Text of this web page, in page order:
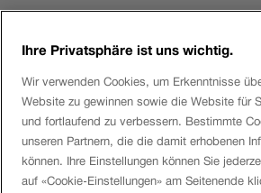
Login eServices
Social Media
Über die SBB
Ihre Privatsphäre ist uns wichtig.
Wir verwenden Cookies, um Erkenntnisse
Website zu gewinnen sowie die Website für
und fortlaufend zu verbessern. Bestimmte
unseren Partnern, die die damit erhobenen
können. Ihre Einstellungen können Sie
auf «Cookie-Einstellungen» am Seitenende